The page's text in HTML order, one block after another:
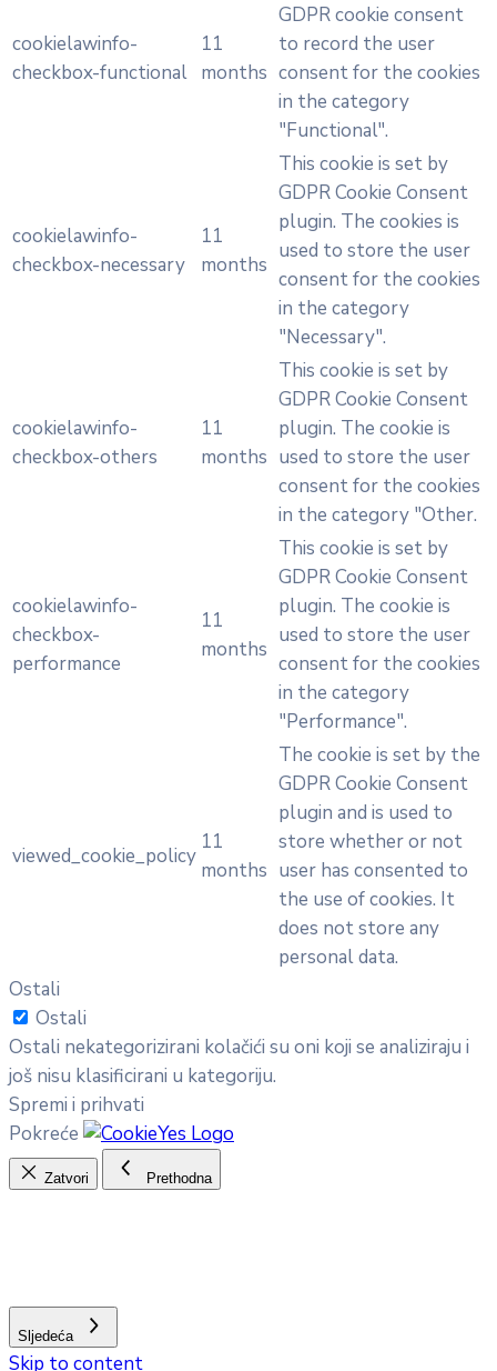
cookielawinfo-
checkbox-functional
11
months
GDPR cookie consent
to record the user
consent for the cookies
in the category
"Functional".
cookielawinfo-
checkbox-necessary
11
months
This cookie is set by
GDPR Cookie Consent
plugin. The cookies is
used to store the user
consent for the cookies
in the category
"Necessary".
cookielawinfo-
checkbox-others
11
months
This cookie is set by
GDPR Cookie Consent
plugin. The cookie is
used to store the user
consent for the cookies
in the category "Other.
cookielawinfo-
checkbox-
performance
11
months
This cookie is set by
GDPR Cookie Consent
plugin. The cookie is
used to store the user
consent for the cookies
in the category
"Performance".
viewed_cookie_policy
11
months
The cookie is set by the
GDPR Cookie Consent
plugin and is used to
store whether or not
user has consented to
the use of cookies. It
does not store any
personal data.
Ostali
Ostali
Ostali nekategorizirani kolačići su oni koji se analiziraju i
još nisu klasificirani u kategoriju.
Spremi i prihvati
Pokreće
Zatvori Prethodna
Sljedeća
Skip to content